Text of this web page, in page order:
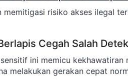
memitigasi risiko akses ilegal
Cegah Salah
ini memicu
melakukan gerakan cepat